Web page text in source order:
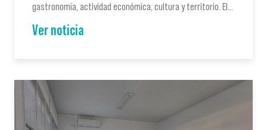
gastronomía, actividad económica, cultura y territorio. El…
Ver noticia